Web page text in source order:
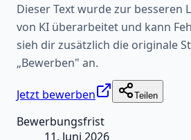
Dieser Text wurde zur besseren
von KI überarbeitet und kann
sieh dir zusätzlich die originale
„Bewerben" an.
Jetzt bewerben Teilen
Bewerbungsfrist
11. Juni 2026